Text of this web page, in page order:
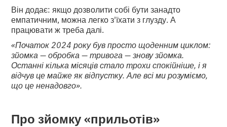
Він додає: якщо дозволити собі бути занадто
емпатичним, можна легко з'їхати з глузду. А
працювати ж треба далі.
«Початок 2024 року був просто щоденним циклом:
зйомка — обробка — тривога — знову зйомка.
Останні кілька місяців стало трохи спокійніше, і я
відчув це майже як відпустку. Але всі ми розуміємо,
що це ненадовго».
Про зйомку «прильотів»